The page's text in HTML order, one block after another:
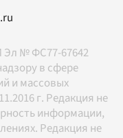
Эл № ФС77-67642
в сфере
и массовых
г. Редакция не
информации,
Редакция не